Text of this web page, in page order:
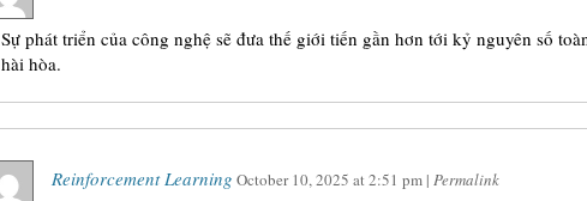
Sự phát triển của công nghệ sẽ đưa thế giới tiến gần hơn tới kỷ nguyên số
hài hòa.
Reinforcement Learning October 10, 2025 at2:51 pm | Permalink